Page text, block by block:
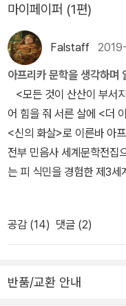
몸에 배어 있다. 마음대로
함께 살 수도 없게 제약받
운 정신이나 사고력, 창의
을 박탈당했다는 사실마저
체제의 문제점을 인식하
상의 세계를 자식들에게 보
해하고 그것이 무엇인지
들의 욕망의 희생자 역할
촉구하며, 희생자라는 수동
식을 느끼고 저항하는 인
가난을 힘겨워하던 한 평번
립적인 인간이 되는 과정을 담았다. 현대 아프리카
면을 복원해야 하는지 생
동거할 수는 없었기 때문
슴지 않았던 아프리카 인
살을 그들과 전쟁을 벌여
하게 고마운 존재였으며,
인들이 자신들을 약탈과
민들은 모든 유럽에서 온
여기기까지 했단다. 사하
콘라드의 말대로 암흑의
신 피부를 갖고 있던 백인
수밖에 없던 시골에서 에
다. 시험보는 족족 일등. 완
한테 어느날 엄마가 와서
쓰러질 것 같은 동네에 살
마이페이퍼 (1편)
Falstaff
아프리카 문학을 생각하며
<모든 것이 산산이 부서
어 힘을 줘 서른 살에 <더
<신의 화살>로 이른바 아
전부 민음사 세계문학전
는 피 식민을 경험한 제3세
리카와 아시아에 관심을
아체베의 칼날보다 더 날카
<암흑의 핵심>, <로드 짐>
적으로 이런 영향 때문은
공감 (14) 댓글 (2)
반품/교환 안내